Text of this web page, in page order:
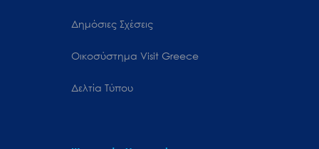
Δημόσιες Σχέσεις
Oικοσύστημα Visit Greece
Δελτία Τύπου